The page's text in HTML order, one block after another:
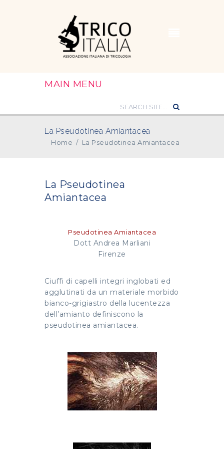
MAIN MENU
La Pseudotinea Amiantacea
Home / La Pseudotinea Amiantacea
La Pseudotinea
Amiantacea
Pseudotinea Amiantacea
Dott Andrea Marliani
Firenze
Ciuffi di capelli integri inglobati ed
agglutinati da un materiale morbido
bianco-grigiastro della lucentezza
dell’amianto definiscono la
pseudotinea amiantacea.